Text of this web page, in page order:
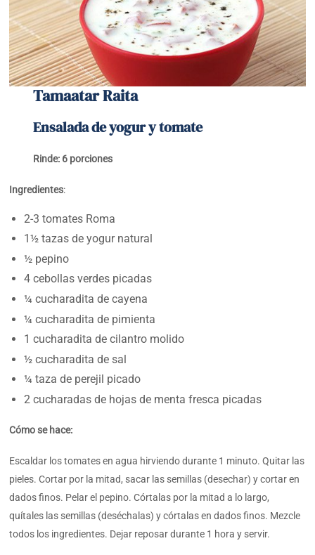
Tamaatar Raita
Ensalada de yogur y tomate
Rinde: 6 porciones
Ingredientes:
2-3 tomates Roma
1½ tazas de yogur natural
½ pepino
4 cebollas verdes picadas
¼ cucharadita de cayena
¼ cucharadita de pimienta
1 cucharadita de cilantro molido
½ cucharadita de sal
¼ taza de perejil picado
2 cucharadas de hojas de menta fresca picadas
Cómo se hace:
Escaldar los tomates en agua hirviendo durante 1 minuto. Quitar las
pieles. Cortar por la mitad, sacar las semillas (desechar) y cortar en
dados finos. Pelar el pepino. Córtalas por la mitad a lo largo,
quítales las semillas (deséchalas) y córtalas en dados finos. Mezcle
todos los ingredientes. Dejar reposar durante 1 hora y servir.